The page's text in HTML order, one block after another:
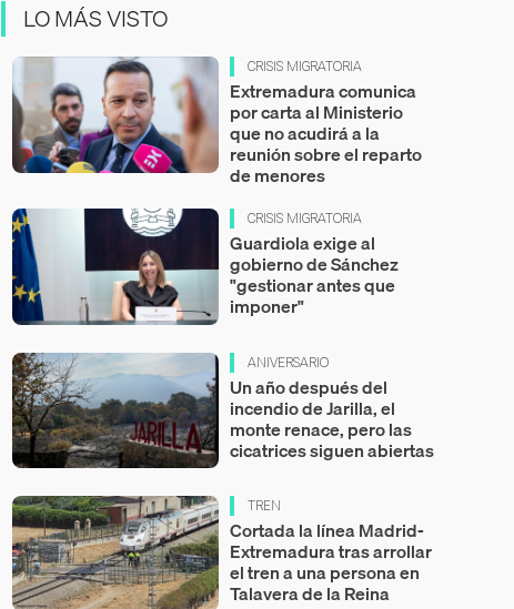
LO MÁS VISTO
CRISIS MIGRATORIA
Extremadura comunica
por carta al Ministerio
que no acudirá a la
reunión sobre el reparto
de menores
CRISIS MIGRATORIA
Guardiola exige al
gobierno de Sánchez
"gestionar antes que
imponer"
ANIVERSARIO
Un año después del
incendio de Jarilla, el
monte renace, pero las
cicatrices siguen abiertas
TREN
Cortada la línea Madrid-
Extremadura tras arrollar
el tren a una persona en
Talavera de la Reina